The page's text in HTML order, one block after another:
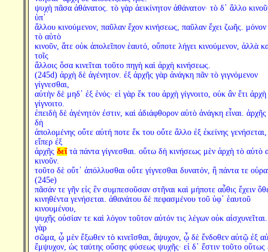
ψυχὴ πᾶσα ἀθάνατος. τὸ γὰρ ἀεικίνητον ἀθάνατον· τὸ δ᾽ ἄλλο
ὑπ᾽
ἄλλου κινούμενον, παῦλαν ἔχον κινήσεως, παῦλαν ἔχει ζωῆς.
τὸ αὑτὸ
κινοῦν, ἅτε οὐκ ἀπολεῖπον ἑαυτό, οὔποτε λήγει κινούμενον, ἀλλὰ
τοῖς
ἄλλοις ὅσα κινεῖται τοῦτο πηγὴ καὶ ἀρχὴ κινήσεως.
(245d) ἀρχὴ δὲ ἀγένητον. ἐξ ἀρχῆς γὰρ ἀνάγκη πᾶν τὸ γιγνόμενον
γίγνεσθαι,
αὐτὴν δὲ μηδ᾽ ἐξ ἑνός· εἰ γὰρ ἔκ του ἀρχὴ γίγνοιτο, οὐκ ἂν ἔτι ἀρχὴ
γίγνοιτο.
ἐπειδὴ δὲ ἀγένητόν ἐστιν, καὶ ἀδιάφθορον αὐτὸ ἀνάγκη εἶναι.
δὴ
ἀπολομένης οὔτε αὐτή ποτε ἔκ του οὔτε ἄλλο ἐξ ἐκείνης γενήσεται,
εἴπερ ἐξ
ἀρχῆς δεῖτὰ πάντα γίγνεσθαι. οὕτω δὴ κινήσεως μὲν ἀρχὴ τὸ αὐτὸ
κινοῦν.
τοῦτο δὲ οὔτ᾽ ἀπόλλυσθαι οὔτε γίγνεσθαι δυνατόν, ἢ πάντα τε
(245e)
πᾶσάν τε γῆν εἰς ἓν συμπεσοῦσαν στῆναι καὶ μήποτε αὖθις ἔχειν
κινηθέντα γενήσεται. ἀθανάτου δὲ πεφασμένου τοῦ ὑφ᾽ ἑαυτοῦ
κινουμένου,
ψυχῆς οὐσίαν τε καὶ λόγον τοῦτον αὐτόν τις λέγων οὐκ
γὰρ
σῶμα, ᾧ μὲν ἔξωθεν τὸ κινεῖσθαι, ἄψυχον, ᾧ δὲ ἔνδοθεν αὐτῷ ἐξ
ἔμψυχον, ὡς ταύτης οὔσης φύσεως ψυχῆς· εἰ δ᾽ ἔστιν τοῦτο οὕτως